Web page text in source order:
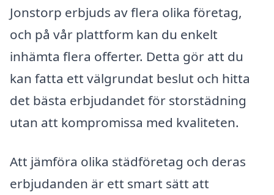
Jonstorp erbjuds av flera olika företag,
och på vår plattform kan du enkelt
inhämta flera offerter. Detta gör att du
kan fatta ett välgrundat beslut och hitta
det bästa erbjudandet för storstädning
utan att kompromissa med kvaliteten.
Att jämföra olika städföretag och deras
erbjudanden är ett smart sätt att